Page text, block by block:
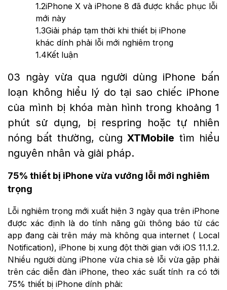
1.2iPhone X và iPhone 8 đã được khắc phục lỗi
mới này
1.3Giải pháp tạm thời khi thiết bị iPhone
khác dính phải lỗi mới nghiêm trọng
1.4Kết luận
03 ngày vừa qua người dùng iPhone bấn
loạn không hiểu lý do tại sao chiếc iPhone
của mình bị khóa màn hình trong khoảng 1
phút sử dụng, bị respring hoặc tự nhiên
nóng bất thường, cùngXTMobile tìm hiểu
nguyên nhân và giải pháp.
75% thiết bị iPhone vừa vướng lỗi mới nghiêm
trọng
Lỗi nghiêm trọng mới xuất hiện 3 ngày qua trên iPhone
được xác định là do tính năng gửi thông báo từ các
app đang cài trên máy mà không qua internet ( Local
Notification), iPhone bị xung đột thời gian với iOS 11.1.2.
Nhiều người dùng iPhone vừa chia sẻ lỗi vừa gặp phải
trên các diễn đàn iPhone, theo xác suất tính ra có tới
75% thiết bị iPhone dính phải: